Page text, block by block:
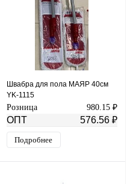
Швабра для пола МАЯР 40см
YK-1115
Розница 980.15 ₽
ОПТ 576.56 ₽
Подробнее